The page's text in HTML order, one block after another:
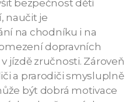
bezpečnost dětí
naučit je
na chodníku i na
dopravních
jízdě zručnosti. Zároveň
a prarodiči smysluplně
být dobrá motivace